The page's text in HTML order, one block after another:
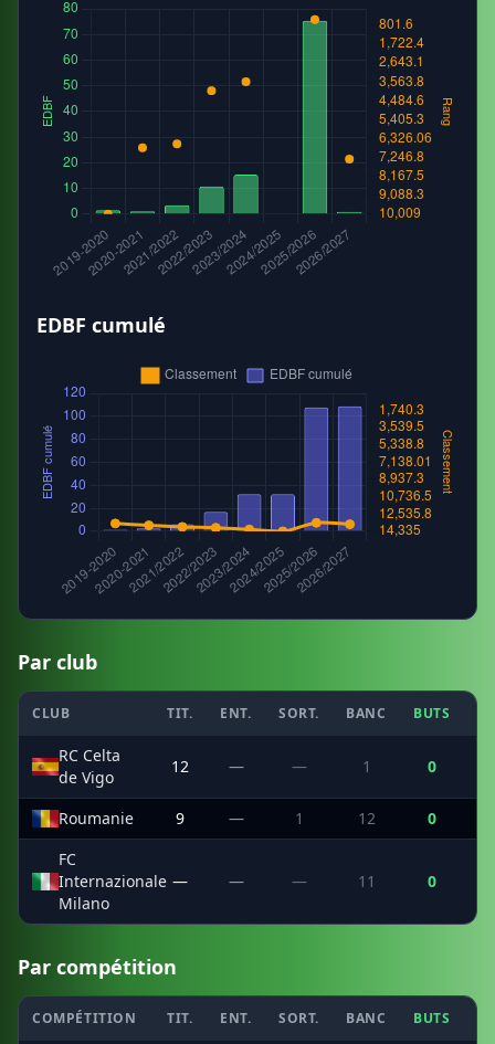
EDBF cumulé
Par club
CLUB TIT. ENT. SORT. BANC BUTS
RC Celta
de Vigo
12 — — 1 0
Roumanie 9 — 1 12 0
FC
Internazionale
Milano
— — — 11 0
Par compétition
COMPÉTITION TIT. ENT. SORT. BANC BUTS